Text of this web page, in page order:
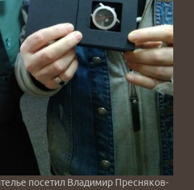
посетил Владимир Пресняков-